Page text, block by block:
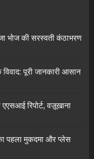
भोज की सरस्वती कंठाभरण
पूरी जानकारी आसान
एएसआई रिपोर्ट, वज़ूखाना
पहला मुकदमा और प्लेस